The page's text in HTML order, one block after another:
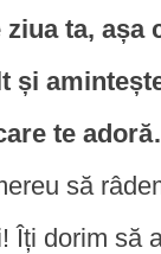
ziua ta, așa
și
te
să
Îți dorim să